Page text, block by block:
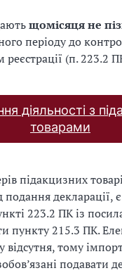
щомісяця не
періоду до
реєстрації (п. 223.2
діяльності з
товарами
підакцизних
подання декларації,
223.2 ПК із
пункту 215.3 ПК.
відсутня, тому
подавати